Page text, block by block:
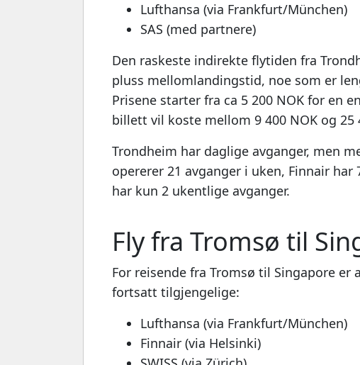
Lufthansa (via Frankfurt/München)
SAS (med partnere)
Den raskeste indirekte flytiden fra
pluss mellomlandingstid, noe som er
Prisene starter fra ca 5 200 NOK for en
billett vil koste mellom 9 400 NOK og 25
Trondheim har daglige avganger, men
opererer 21 avganger i uken, Finnair
har kun 2 ukentlige avganger.
Fly fra Tromsø til
For reisende fra Tromsø til Singapore
fortsatt tilgjengelige:
Lufthansa (via Frankfurt/München)
Finnair (via Helsinki)